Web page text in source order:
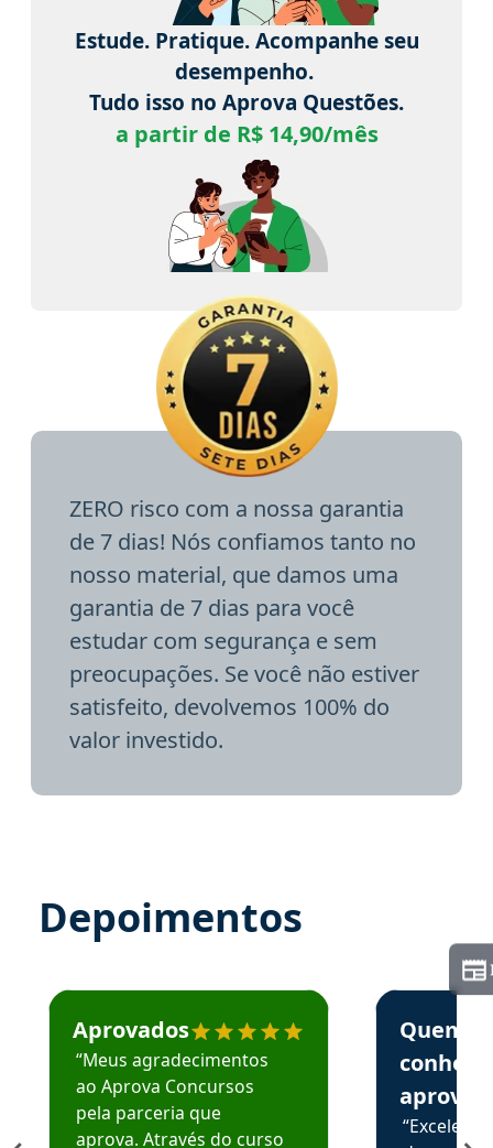
Estude. Pratique. Acompanhe seu
desempenho.
Tudo isso no Aprova Questões.
a partir de R$ 14,90/mês
ZERO risco com a nossa garantia
de 7 dias! Nós confiamos tanto no
nosso material, que damos uma
garantia de 7 dias para você
estudar com segurança e sem
preocupações. Se você não estiver
satisfeito, devolvemos 100% do
valor investido.
Depoimentos
Estudante José recomenda o Aprova Concursos em
Aprovados
“Meus agradecimentos
ao Aprova Concursos
pela parceria que
aprova. Através do curso
Estudante
Quem
aprova